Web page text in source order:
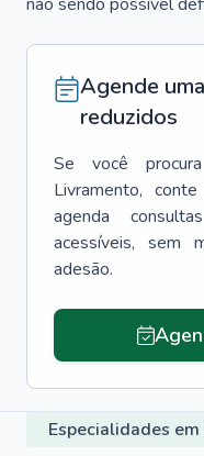
Agende
reduzidos
Se você
Livramento, conte
agenda
acessíveis, sem
adesão.
Especialidades